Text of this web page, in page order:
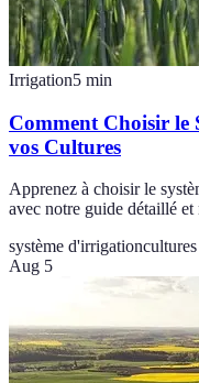
Irrigation5 min
Comment Choisir
vos Cultures
Apprenez à choisir le
avec notre guide détaillé et
système d'irrigationcultures
Aug 5